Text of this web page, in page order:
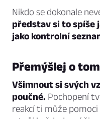
Nikdo se dokonale
představ si to spíše
jako kontrolní
Přemýšlej o
Všimnout si svých
poučné. Pochopení
reakcí ti může